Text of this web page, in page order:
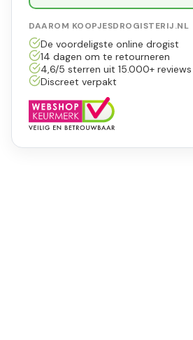
DAAROM KOOPJESDROGISTERIJ.NL
De voordeligste online drogist
14 dagen om te retourneren
4,6/5 sterren uit 15.000+ reviews
Discreet verpakt